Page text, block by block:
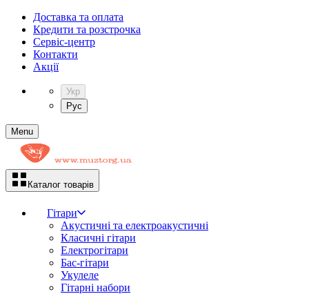
Доставка та оплата
Кредити та розстрочка
Сервіc-центр
Контакти
Акції
Укр
Рус
Menu
Каталог товарів
Гітари
Акустичні та електроакустичні
Класичні гітари
Електрогітари
Бас-гітари
Укулеле
Гітарні набори